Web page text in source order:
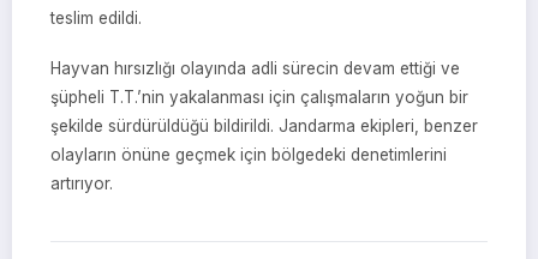
teslim edildi.
Hayvan hırsızlığı olayında adli sürecin devam ettiği ve
şüpheli T.T.’nin yakalanması için çalışmaların yoğun bir
şekilde sürdürüldüğü bildirildi. Jandarma ekipleri, benzer
olayların önüne geçmek için bölgedeki denetimlerini
artırıyor.